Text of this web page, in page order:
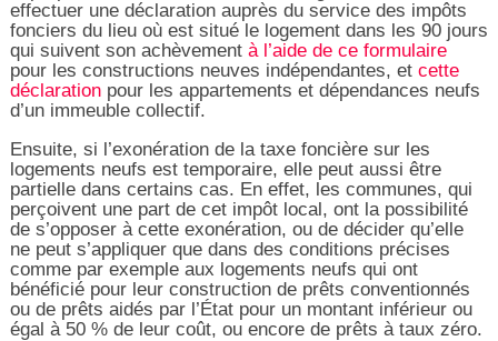
effectuer une déclaration auprès du service des impôts
fonciers du lieu où est situé le logement dans les 90 jours
qui suivent son achèvement à l’aide de ce formulaire
pour les constructions neuves indépendantes, et cette
déclarationpour les appartements et dépendances neufs
d’un immeuble collectif.
Ensuite, si l’exonération de la taxe foncière sur les
logements neufs est temporaire, elle peut aussi être
partielle dans certains cas. En effet, les communes, qui
perçoivent une part de cet impôt local, ont la possibilité
de s’opposer à cette exonération, ou de décider qu’elle
ne peut s’appliquer que dans des conditions précises
comme par exemple aux logements neufs qui ont
bénéficié pour leur construction de prêts conventionnés
ou de prêts aidés par l’État pour un montant inférieur ou
égal à 50 % de leur coût, ou encore de prêts à taux zéro.